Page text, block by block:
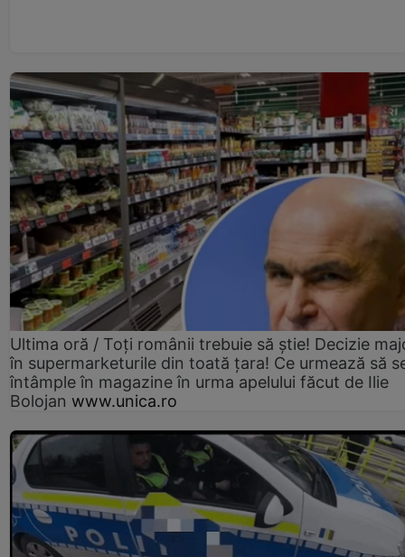
Ultima oră / Toți românii trebuie să știe! Decizie
în supermarketurile din toată țara! Ce urmează să
întâmple în magazine în urma apelului făcut de Ilie
Bolojan www.unica.ro